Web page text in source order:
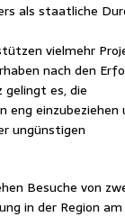
als staatliche
vielmehr
nach den
es, die
ungünstigen
Besuche von
in der Region